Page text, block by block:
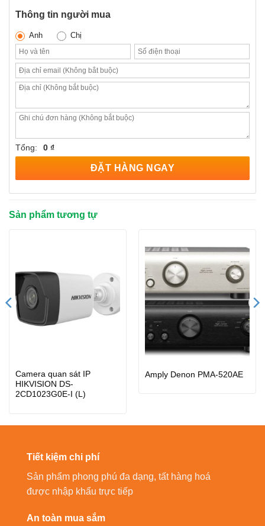
Thông tin người mua
Anh Chị
Tổng: 0 ₫
ĐẶT HÀNG NGAY
Sản phẩm tương tự
Camera quan sát IP
HIKVISION DS-
2CD1023G0E-I (L)
Amply Denon PMA-520AE
Tiết kiệm chi phí
Sản phẩm phong phú đa dạng, tất hàng hoá
được nhập khẩu trực tiếp
An toàn mua sắm